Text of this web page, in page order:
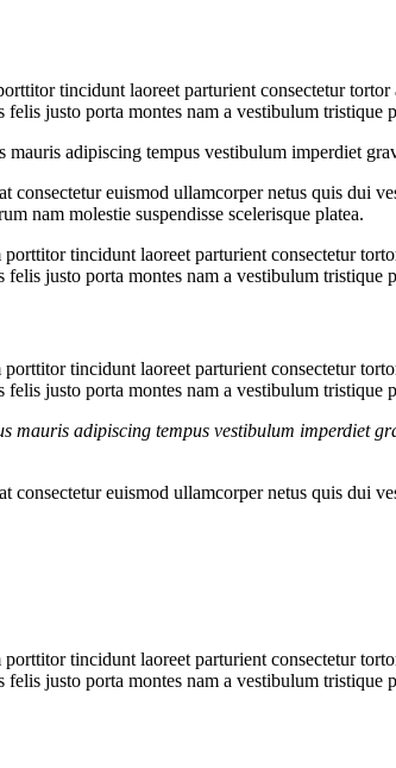
tincidunt laoreet parturient consectetur
justo porta montes nam a vestibulum tristique
mauris adipiscing tempus vestibulum imperdiet
consectetur euismod ullamcorper netus quis dui
nam molestie suspendisse scelerisque platea.
tincidunt laoreet parturient consectetur
justo porta montes nam a vestibulum tristique
tincidunt laoreet parturient consectetur
justo porta montes nam a vestibulum tristique
mauris adipiscing tempus vestibulum imperdiet
consectetur euismod ullamcorper netus quis dui
tincidunt laoreet parturient consectetur
justo porta montes nam a vestibulum tristique